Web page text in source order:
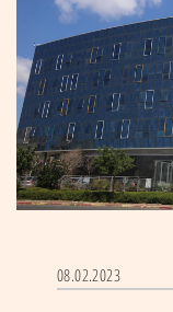
08.02.2023